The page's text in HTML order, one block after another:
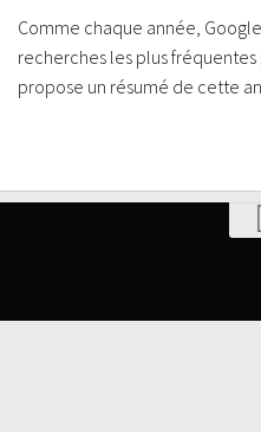
Comme chaque année,
recherches les plus
propose un résumé de cette